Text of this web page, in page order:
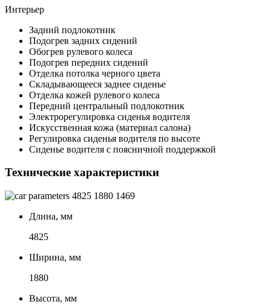
Интерьер
Задний подлокотник
Подогрев задних сидений
Обогрев рулевого колеса
Подогрев передних сидений
Отделка потолка черного цвета
Складывающееся заднее сиденье
Отделка кожей рулевого колеса
Передний центральный подлокотник
Электрорегулировка сиденья водителя
Искусственная кожа (материал салона)
Регулировка сиденья водителя по высоте
Сиденье водителя с поясничной поддержкой
Технические характеристики
4825 1880 1469
Длина, мм
4825
Ширина, мм
1880
Высота, мм